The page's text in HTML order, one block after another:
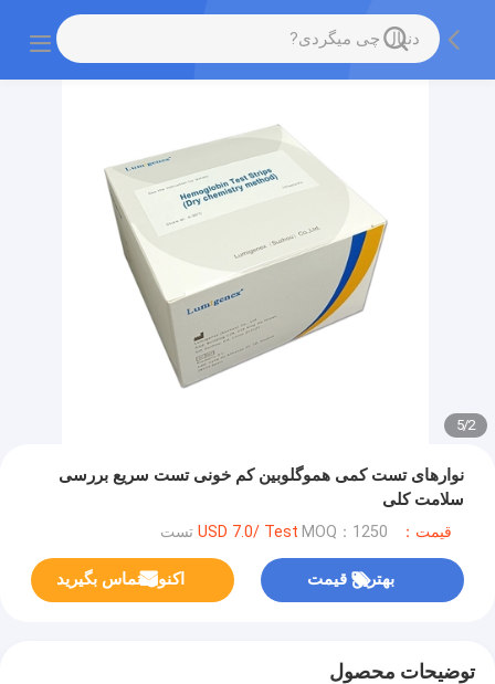
2
/
5
نوارهای تست کمی هموگلوبین کم خونی تست سریع بررسی
سلامت کلی
قیمت：USD 7.0/ Test MOQ：1250 تست
بهترین قیمت اکنون تماس بگیرید
توضیحات محصول